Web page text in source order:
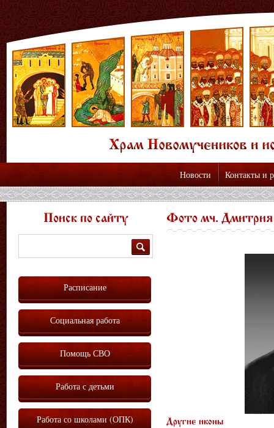
Новости Контакты и
Фото мч. Дмитрия
Другие иконы
Поиск по сайту
Расписание
Социальная работа
Помощь СВО
Работа с детьми
Работа со школами (ОПК)